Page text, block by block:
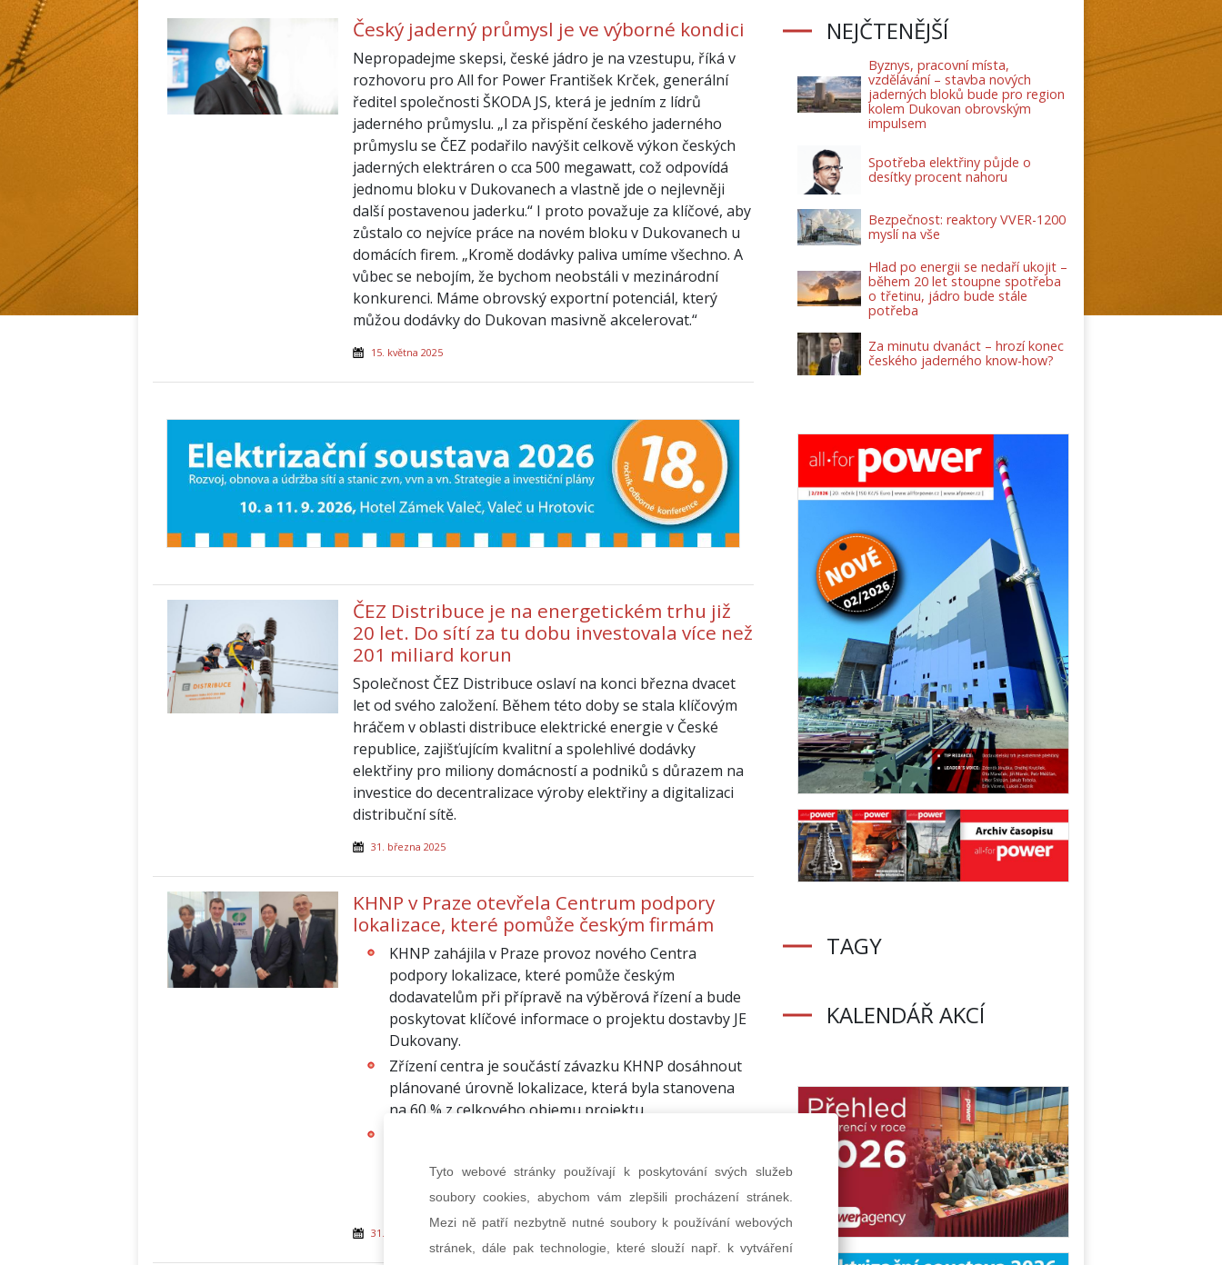
Český jaderný průmysl je ve výborné kondici
Nepropadejme skepsi, české jádro je na vzestupu, říká v
rozhovoru pro All for Power František Krček, generální
ředitel společnosti ŠKODA JS, která je jedním z lídrů
jaderného průmyslu. „I za přispění českého jaderného
průmyslu se ČEZ podařilo navýšit celkově výkon českých
jaderných elektráren o cca 500 megawatt, což odpovídá
jednomu bloku v Dukovanech a vlastně jde o nejlevněji
další postavenou jaderku.“ I proto považuje za klíčové, aby
zůstalo co nejvíce práce na novém bloku v Dukovanech u
domácích firem. „Kromě dodávky paliva umíme všechno. A
vůbec se nebojím, že bychom neobstáli v mezinárodní
konkurenci. Máme obrovský exportní potenciál, který
můžou dodávky do Dukovan masivně akcelerovat.“
15. května 2025
ČEZ Distribuce je na energetickém trhu již
20 let. Do sítí za tu dobu investovala více než
201 miliard korun
Společnost ČEZ Distribuce oslaví na konci března dvacet
let od svého založení. Během této doby se stala klíčovým
hráčem v oblasti distribuce elektrické energie v České
republice, zajišťujícím kvalitní a spolehlivé dodávky
elektřiny pro miliony domácností a podniků s důrazem na
investice do decentralizace výroby elektřiny a digitalizaci
distribuční sítě.
31. března 2025
KHNP v Praze otevřela Centrum podpory
lokalizace, které pomůže českým firmám
KHNP zahájila v Praze provoz nového Centra
podpory lokalizace, které pomůže českým
dodavatelům při přípravě na výběrová řízení a bude
poskytovat klíčové informace o projektu dostavby JE
Dukovany.
Zřízení centra je součástí závazku KHNP dosáhnout
plánované úrovně lokalizace, která byla stanovena
na 60 % z celkového objemu projektu.
nejvýznamnějším konstrukčním partnerům KHNP v
rámci dostavby JE Dukovany.
31. března 2025
NEJČTENĚJŠÍ
Byznys, pracovní místa,
vzdělávání – stavba nových
jaderných bloků bude pro region
kolem Dukovan obrovským
impulsem
Spotřeba elektřiny půjde o
desítky procent nahoru
Bezpečnost: reaktory VVER-1200
myslí na vše
Hlad po energii se nedaří ukojit –
během 20 let stoupne spotřeba
o třetinu, jádro bude stále
potřeba
Za minutu dvanáct – hrozí konec
českého jaderného know-how?
TAGY
KALENDÁŘ AKCÍ
Tyto webové stránky používají k poskytování svých služeb
soubory cookies, abychom vám zlepšili procházení stránek.
Mezi ně patří nezbytně nutné soubory k používání webových
stránek, dále pak technologie, které slouží např. k vytváření